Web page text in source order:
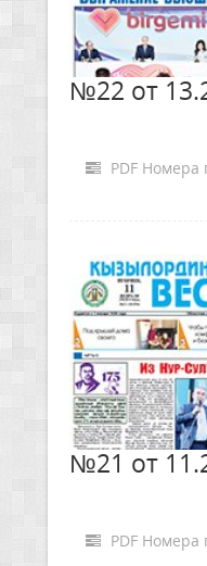
№22 от
PDF Номера
№21 от
PDF Номера